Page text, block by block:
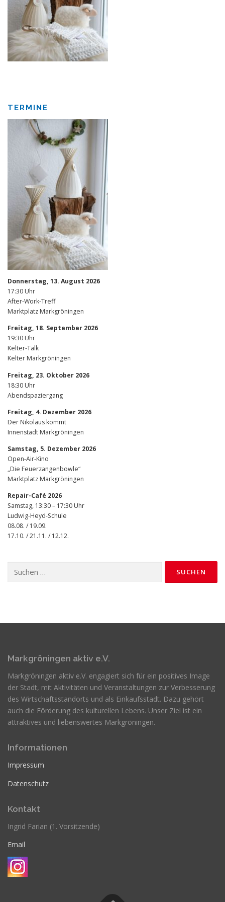
TERMINE
Donnerstag, 13. August 2026
17:30 Uhr
After-Work-Treff
Marktplatz Markgröningen
Freitag, 18. September 2026
19:30 Uhr
Kelter-Talk
Kelter Markgröningen
Freitag, 23. Oktober 2026
18:30 Uhr
Abendspaziergang
Freitag, 4. Dezember 2026
Der Nikolaus kommt
Innenstadt Markgröningen
Samstag, 5. Dezember 2026
Open-Air-Kino
„Die Feuerzangenbowle“
Marktplatz Markgröningen
Repair-Café 2026
Samstag, 13:30 – 17:30 Uhr
Ludwig-Heyd-Schule
08.08. / 19.09.
17.10. / 21.11. / 12.12.
nach:
Markgröningen aktiv e.V.
Markgröningen aktiv e.V. engagiert sich für ein positives Image
der Stadt, mit Aktivitäten und Veranstaltungen zur Verbesserung
des Wirtschaftsstandorts und als Einkaufsstadt. Dazu gehört
auch die Förderung des kulturellen Lebens. Unser Ziel ist ein
attraktives und liebenswertes Markgröningen.
Informationen
Impressum
Datenschutz
Kontakt
Ingrid Farian (1. Vorsitzende)
Email